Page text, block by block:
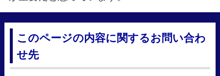
このページの内容に関するお問い合わ
せ先